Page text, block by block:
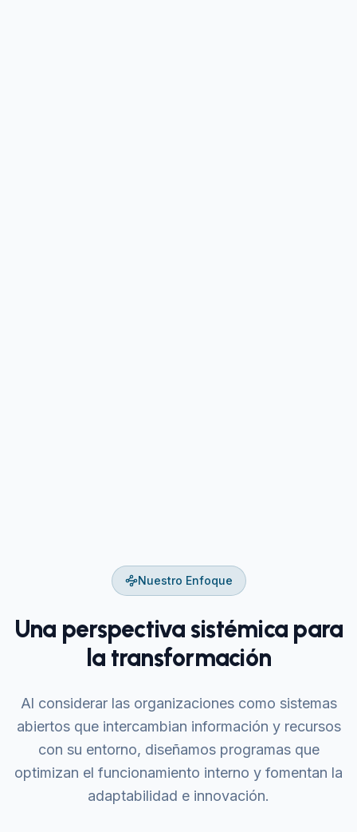
Nuestro Enfoque
Una perspectiva sistémica para
la transformación
Al considerar las organizaciones como sistemas
abiertos que intercambian información y recursos
con su entorno, diseñamos programas que
optimizan el funcionamiento interno y fomentan la
adaptabilidad e innovación.